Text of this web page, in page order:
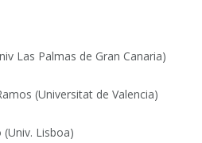
Las Palmas de Gran Canaria)
(Universitat de Valencia)
Lisboa)